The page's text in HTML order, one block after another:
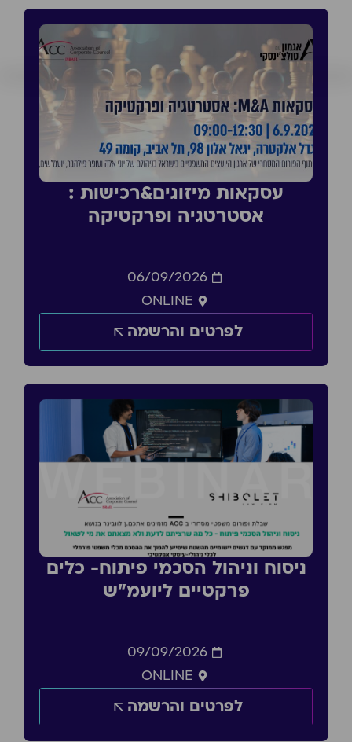
עסקאות מיזוגים&רכישות :
אסטרטגיה ופרקטיקה
06/09/2026
ONLINE
לפרטים והרשמה
ניסוח וניהול הסכמי פיתוח- כלים
פרקטיים ליועמ״ש
09/09/2026
ONLINE
לפרטים והרשמה